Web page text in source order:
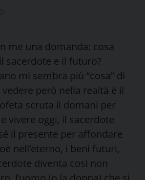
me una domanda: cosa
sacerdote e il futuro?
mi sembra più “cosa” di
però nella realtà è il
scruta il domani per
vivere oggi, il sacerdote
il presente per affondare
nell’eterno, i beni futuri,
diventa così non